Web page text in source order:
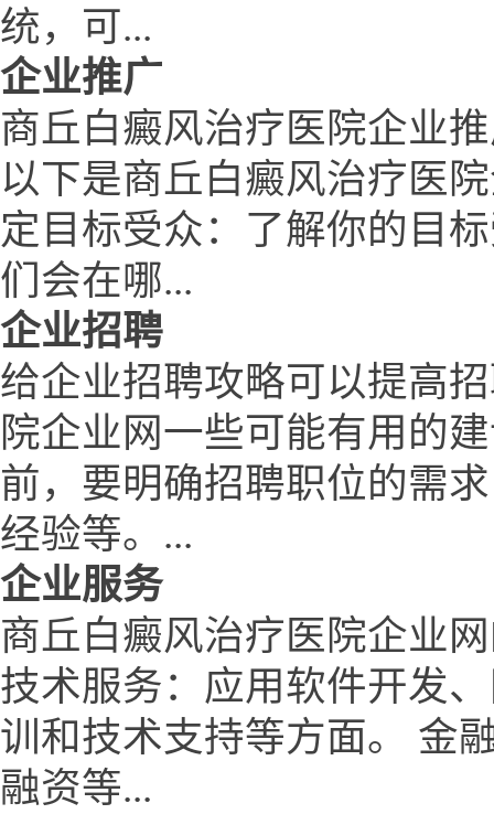
统，可...
企业推广
商丘白癜风治疗医院企业
以下是商丘白癜风治疗医
定目标受众：了解你的目
们会在哪...
企业招聘
给企业招聘攻略可以提高
院企业网一些可能有用的
前，要明确招聘职位的需
经验等。...
企业服务
商丘白癜风治疗医院企业
技术服务：应用软件开发
训和技术支持等方面。 金
融资等...